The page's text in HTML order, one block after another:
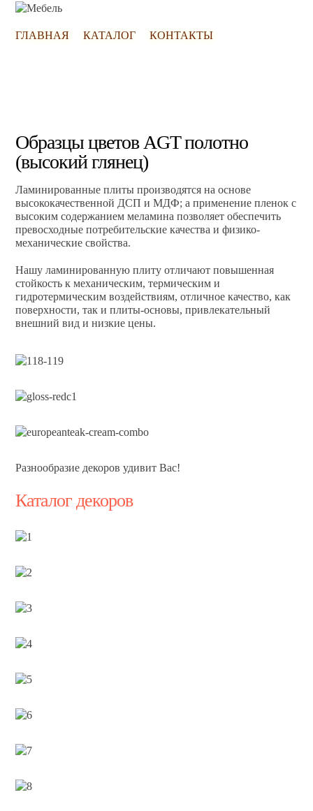
ГЛАВНАЯ КАТАЛОГ КОНТАКТЫ
Образцы цветов AGT полотно
(высокий глянец)
Ламинированные плиты производятся на основе
высококачественной ДСП и МДФ; а применение пленок с
высоким содержанием меламина позволяет обеспечить
превосходные потребительские качества и физико-
механические свойства.
Нашу ламинированную плиту отличают повышенная
стойкость к механическим, термическим и
гидротермическим воздействиям, отличное качество, как
поверхности, так и плиты-основы, привлекательный
внешний вид и низкие цены.
Разнообразие декоров удивит Вас!
Каталог декоров